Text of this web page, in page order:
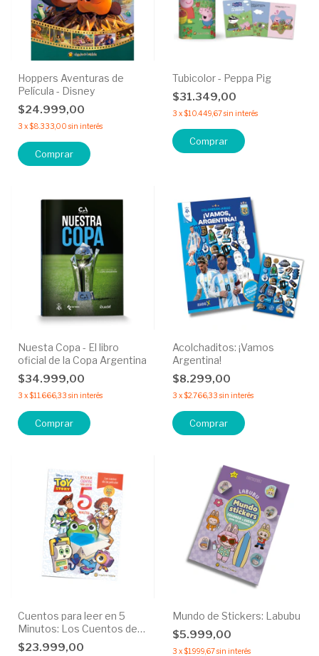
Hoppers Aventuras de
Película - Disney
$24.999,00
3 x$8.333,00 sin interés
Tubicolor - Peppa Pig
$31.349,00
3 x$10.449,67sin interés
Nuesta Copa - El libro
oficial de la Copa Argentina
$34.999,00
3 x$11.666,33 sin interés
Acolchaditos: ¡Vamos
Argentina!
$8.299,00
3 x$2.766,33 sin interés
Cuentos para leer en 5
Minutos: Los Cuentos de
las Películas Toy Story 5
$23.999,00
Mundo de Stickers: Labubu
$5.999,00
3 x$1.999,67sin interés